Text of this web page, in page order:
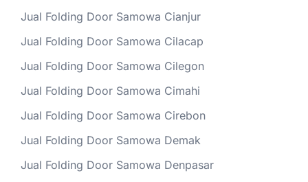
Jual Folding Door Samowa Cianjur
Jual Folding Door Samowa Cilacap
Jual Folding Door Samowa Cilegon
Jual Folding Door Samowa Cimahi
Jual Folding Door Samowa Cirebon
Jual Folding Door Samowa Demak
Jual Folding Door Samowa Denpasar